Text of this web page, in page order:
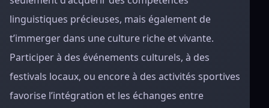
linguistiques précieuses, mais également de
t’immerger dans une culture riche et vivante.
Participer à des événements culturels, à des
festivals locaux, ou encore à des activités sportives
favorise l’intégration et les échanges entre